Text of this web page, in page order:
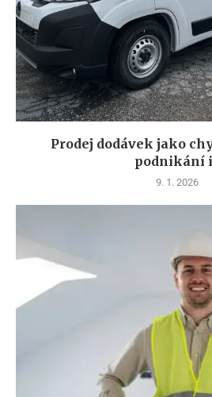
Prodej dodávek jako
podnikání
9. 1. 2026